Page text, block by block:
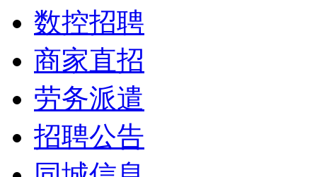
数控招聘
商家直招
劳务派遣
招聘公告